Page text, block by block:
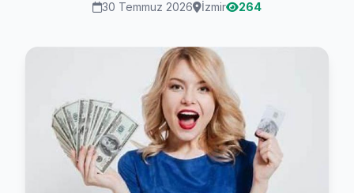
30 Temmuz 2026 İzmir 264